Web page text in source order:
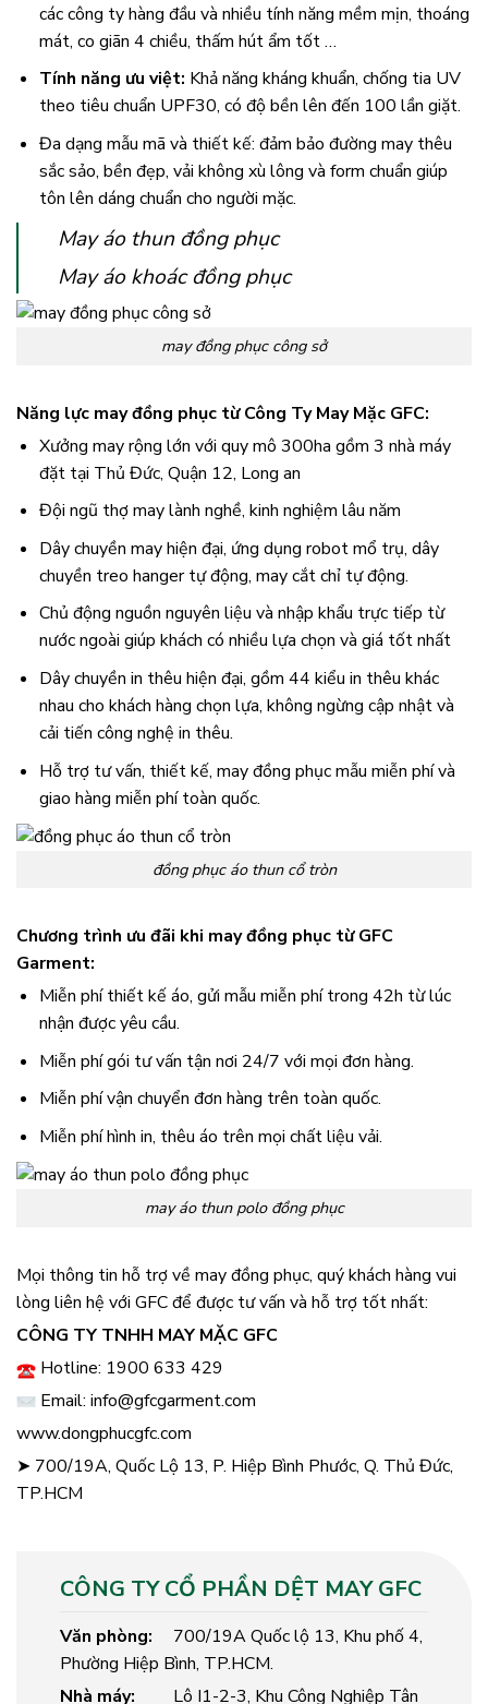
các công ty hàng đầu và nhiều tính năng mềm mịn, thoáng
mát, co giãn 4 chiều, thấm hút ẩm tốt …
Tính năng ưu việt: Khả năng kháng khuẩn, chống tia UV
theo tiêu chuẩn UPF30, có độ bền lên đến 100 lần giặt.
Đa dạng mẫu mã và thiết kế: đảm bảo đường may thêu
sắc sảo, bền đẹp, vải không xù lông và form chuẩn giúp
tôn lên dáng chuẩn cho người mặc.
May áo thun đồng phục
May áo khoác đồng phục
may đồng phục công sở
Năng lực may đồng phục từ Công Ty May Mặc GFC:
Xưởng may rộng lớn với quy mô 300ha gồm 3 nhà máy
đặt tại Thủ Đức, Quận 12, Long an
Đội ngũ thợ may lành nghề, kinh nghiệm lâu năm
Dây chuyền may hiện đại, ứng dụng robot mổ trụ, dây
chuyền treo hanger tự động, may cắt chỉ tự động.
Chủ động nguồn nguyên liệu và nhập khẩu trực tiếp từ
nước ngoài giúp khách có nhiều lựa chọn và giá tốt nhất
Dây chuyền in thêu hiện đại, gồm 44 kiểu in thêu khác
nhau cho khách hàng chọn lựa, không ngừng cập nhật và
cải tiến công nghệ in thêu.
Hỗ trợ tư vấn, thiết kế, may đồng phục mẫu miễn phí và
giao hàng miễn phí toàn quốc.
đồng phục áo thun cổ tròn
Chương trình ưu đãi khi may đồng phục từ GFC
Garment:
Miễn phí thiết kế áo, gửi mẫu miễn phí trong 42h từ lúc
nhận được yêu cầu.
Miễn phí gói tư vấn tận nơi 24/7 với mọi đơn hàng.
Miễn phí vận chuyển đơn hàng trên toàn quốc.
Miễn phí hình in, thêu áo trên mọi chất liệu vải.
may áo thun polo đồng phục
Mọi thông tin hỗ trợ về may đồng phục, quý khách hàng vui
lòng liên hệ với GFC để được tư vấn và hỗ trợ tốt nhất:
CÔNG TY TNHH MAY MẶC GFC
Hotline: 1900 633 429
Email: info@gfcgarment.com
www.dongphucgfc.com
➤ 700/19A, Quốc Lộ 13, P. Hiệp Bình Phước, Q. Thủ Đức,
TP.HCM
CÔNG TY CỔ PHẦN DỆT MAY GFC
Văn phòng:
700/19A Quốc lộ 13, Khu phố 4,
Phường Hiệp Bình, TP.HCM.
Nhà máy:
Lô I1-2-3, Khu Công Nghiệp Tân